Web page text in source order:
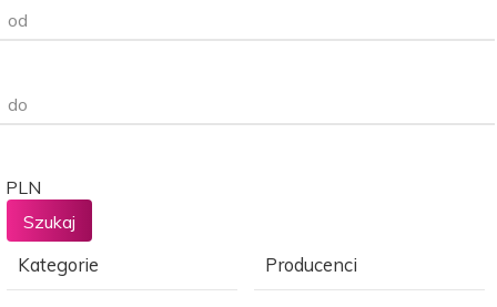
od
do
PLN
Kategorie Producenci